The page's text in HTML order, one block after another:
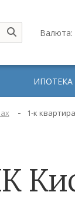
Валюта:
ИПОТЕКА
- 1-к